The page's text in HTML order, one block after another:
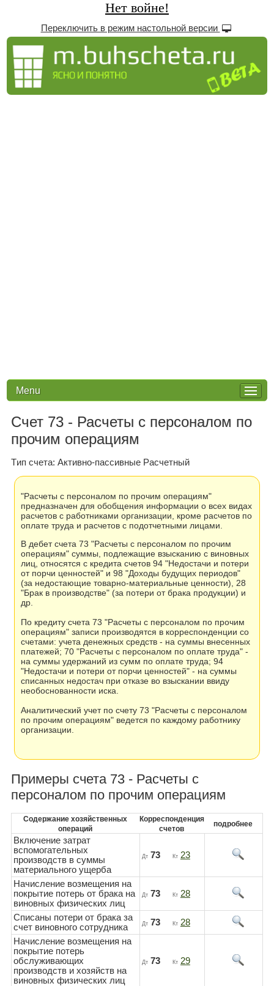
Нет войне!
Переключить в режим настольной версии
Menu
Счет 73 - Расчеты с персоналом по
прочим операциям
Tип счета: Активно-пассивные Расчетный
"Расчеты с персоналом по прочим операциям"
предназначен для обобщения информации о всех видах
расчетов с работниками организации, кроме расчетов по
оплате труда и расчетов с подотчетными лицами.
В дебет счета 73 "Расчеты с персоналом по прочим
операциям" суммы, подлежащие взысканию с виновных
лиц, относятся с кредита счетов 94 "Недостачи и потери
от порчи ценностей" и 98 "Доходы будущих периодов"
(за недостающие товарно-материальные ценности), 28
"Брак в производстве" (за потери от брака продукции) и
др.
По кредиту счета 73 "Расчеты с персоналом по прочим
операциям" записи производятся в корреспонденции со
счетами: учета денежных средств - на суммы внесенных
платежей; 70 "Расчеты с персоналом по оплате труда" -
на суммы удержаний из сумм по оплате труда; 94
"Недостачи и потери от порчи ценностей" - на суммы
списанных недостач при отказе во взыскании ввиду
необоснованности иска.
Аналитический учет по счету 73 "Расчеты с персоналом
по прочим операциям" ведется по каждому работнику
организации.
Примеры счета 73 - Расчеты с
персоналом по прочим операциям
Содержание хозяйственных
операций
Корреспонденция
счетов
подробнее
Включение затрат
вспомогательных
производств в суммы
материального ущерба
Дт 73 Кт 23
Начисление возмещения на
покрытие потерь от брака на
виновных физических лиц
Дт 73 Кт 28
Списаны потери от брака за
счет виновного сотрудника
Дт 73 Кт 28
Начисление возмещения на
покрытие потерь
обслуживающих
производств и хозяйств на
виновных физических лиц
Дт 73 Кт 29